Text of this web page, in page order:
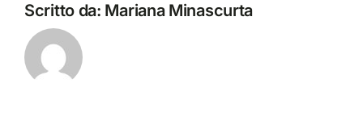
Scritto da: Mariana Minascurta